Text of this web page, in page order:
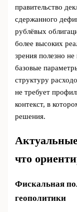
правительство
сдержанного
рублёвых
более высоких
зрения полезно
базовые
структуру
не требует
контекст, в
решения.
что
Фискальная
геополитики